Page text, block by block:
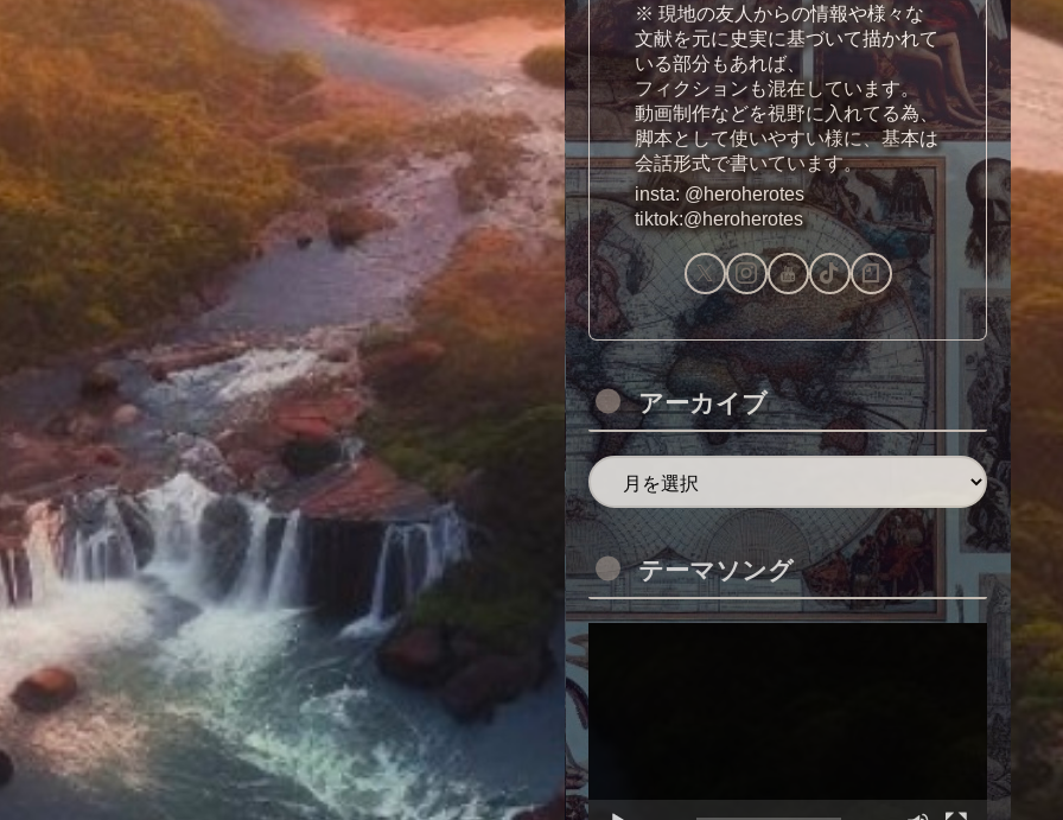
※ 現地の友人からの情報や様々な
文献を元に史実に基づいて描かれて
いる部分もあれば、
フィクションも混在しています。
動画制作などを視野に入れてる為、
脚本として使いやすい様に、基本は
会話形式で書いています。
insta: @heroherotes
tiktok:@heroherotes
アーカイブ
テーマソング
動
ー